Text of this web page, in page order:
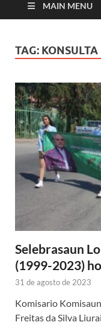
MAIN MENU
TAG:
Selebrasaun
(1999-2023)
31 de agosto de 2023
Komisario
Freitas da Silva